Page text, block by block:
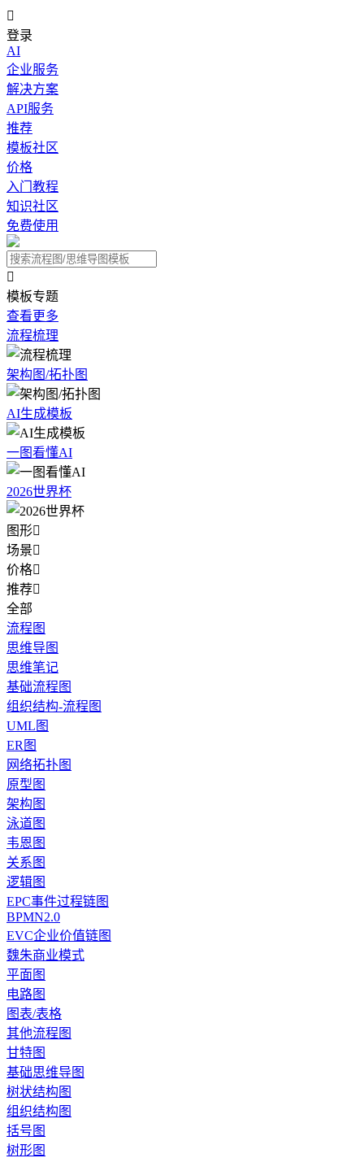

登录
AI
企业服务
解决方案
API服务
推荐
模板社区
价格
入门教程
知识社区
免费使用

模板专题
查看更多
流程梳理
架构图/拓扑图
AI生成模板
一图看懂AI
2026世界杯
图形
场景
价格
推荐
全部
流程图
思维导图
思维笔记
基础流程图
组织结构-流程图
UML图
ER图
网络拓扑图
原型图
架构图
泳道图
韦恩图
关系图
逻辑图
EPC事件过程链图
BPMN2.0
EVC企业价值链图
魏朱商业模式
平面图
电路图
图表/表格
其他流程图
甘特图
基础思维导图
树状结构图
组织结构图
括号图
树形图